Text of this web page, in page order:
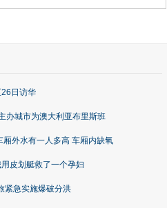
日访华
办城市为澳大利亚布里斯班
外水有一人多高 车厢内缺氧
皮划艇救了一个孕妇
紧急实施爆破分洪